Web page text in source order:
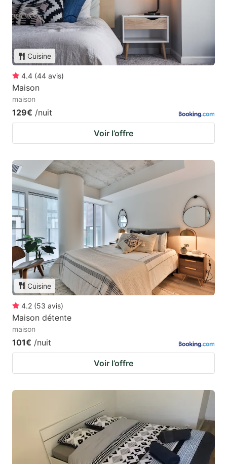
Cuisine
4.4 (44 avis)
Maison
maison
129€ /nuit
Voir l’offre
Cuisine
4.2 (53 avis)
Maison détente
maison
101€ /nuit
Voir l’offre